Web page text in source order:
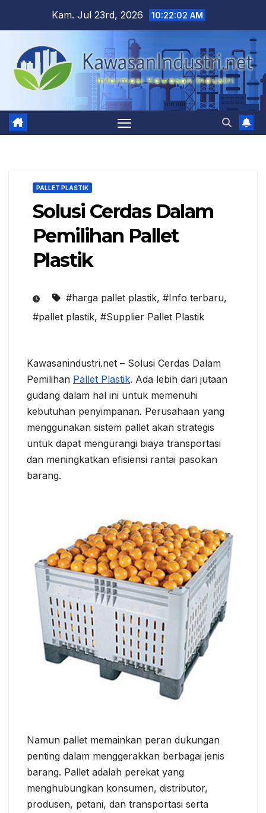
content
Kam. Jul 23rd, 2026 10:22:03 AM
PALLET PLASTIK
Solusi Cerdas Dalam
Pemilihan Pallet
Plastik
#harga pallet plastik, #Info terbaru,
#pallet plastik, #Supplier Pallet Plastik
Kawasanindustri.net – Solusi Cerdas Dalam
Pemilihan Pallet Plastik. Ada lebih dari jutaan
gudang dalam hal ini untuk memenuhi
kebutuhan penyimpanan. Perusahaan yang
menggunakan sistem pallet akan strategis
untuk dapat mengurangi biaya transportasi
dan meningkatkan efisiensi rantai pasokan
barang.
Namun pallet memainkan peran dukungan
penting dalam menggerakkan berbagai jenis
barang. Pallet adalah perekat yang
menghubungkan konsumen, distributor,
produsen, petani, dan transportasi serta